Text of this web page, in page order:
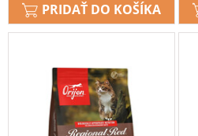
PRIDAŤ DO KOŠÍKA